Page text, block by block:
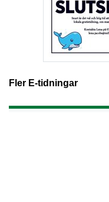
Fler E-tidningar